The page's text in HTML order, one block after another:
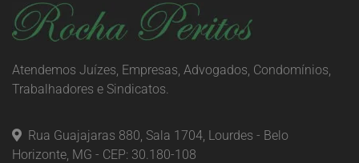
Atendemos Juízes, Empresas, Advogados, Condomínios,
Trabalhadores e Sindicatos.
Rua Guajajaras 880, Sala 1704, Lourdes - Belo
Horizonte, MG - CEP: 30.180-108